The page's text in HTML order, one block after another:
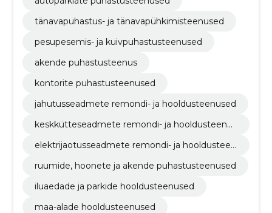
tänavapuhastus- ja tänavapühkimisteenused
pesupesemis- ja kuivpuhastusteenused
akende puhastusteenus
kontorite puhastusteenused
jahutusseadmete remondi- ja hooldusteenused
keskkütteseadmete remondi- ja hooldusteenus
elektrijaotusseadmete remondi- ja hooldusteen
ruumide, hoonete ja akende puhastusteenused
iluaedade ja parkide hooldusteenused
maa-alade hooldusteenused